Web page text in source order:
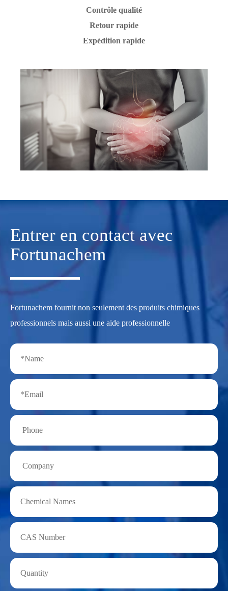
Contrôle qualité
Retour rapide
Expédition rapide
Entrer en contact avec
Fortunachem
Fortunachem fournit non seulement des produits chimiques
professionnels mais aussi une aide professionnelle